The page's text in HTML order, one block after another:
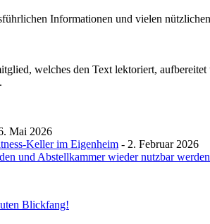
Informationen und vielen
welches den Text lektoriert, aufbereitet
Mai 2026
Keller im Eigenheim - 2. Februar 2026
und Abstellkammer wieder nutzbar werden
Blickfang!